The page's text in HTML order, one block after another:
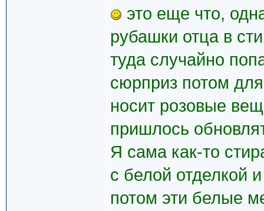
это еще что,
рубашки отца в
туда случайно
сюрприз потом
носит розовые
пришлось
Я сама как-то
с белой отделкой
потом эти белые